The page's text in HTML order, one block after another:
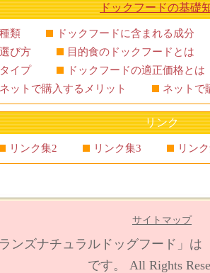
ドックフードの基礎
類
ドックフードに含まれる成分
び方
目的食のドックフードとは
イプ
ドックフードの適正価格とは
ットで購入するメリット
ネットで
リンク
リンク集2 リンク集3 リン
サイトマップ
ランズナチュラルドッグフード」
です。
All Rights